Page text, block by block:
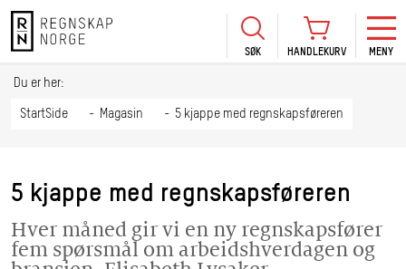
SØK HANDLEKURV MENY
2026
Du er her:
StartSide Magasin 5 kjappe med regnskapsføreren
5 kjappe med regnskapsføreren
Hver måned gir vi en ny regnskapsfører
fem spørsmål om arbeidshverdagen og